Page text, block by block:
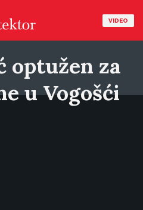
VIDEO
optužen za
u Vogošći